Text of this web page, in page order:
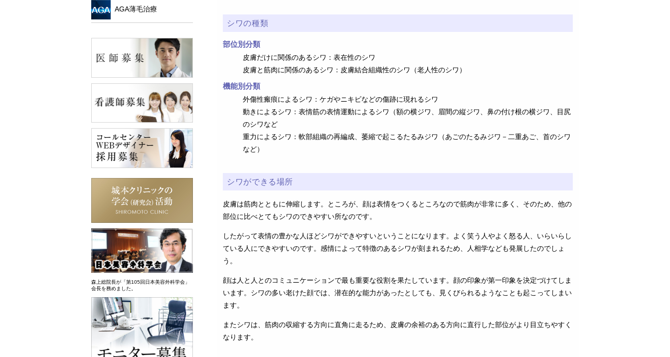
シワの種類
部位別分類
皮膚だけに関係のあるシワ：表在性のシワ
皮膚と筋肉に関係のあるシワ：皮膚結合組織性のシワ（老人性のシワ）
機能別分類
外傷性瘢痕によるシワ：ケガやニキビなどの傷跡に現れるシワ
動きによるシワ：表情筋の表情運動によるシワ（額の横ジワ、眉間の縦ジワ、鼻の付け根の横ジワ、目尻
のシワなど
重力によるシワ：軟部組織の再編成、萎縮で起こるたるみジワ（あごのたるみジワ－二重あご、首のシワ
など）
シワができる場所
皮膚は筋肉とともに伸縮します。ところが、顔は表情をつくるところなので筋肉が非常に多く、そのため、他の
部位に比べとてもシワのできやすい所なのです。
したがって表情の豊かな人ほどシワができやすいということになります。よく笑う人やよく怒る人、いらいらし
ている人にできやすいのです。感情によって特徴のあるシワが刻まれるため、人相学なども発展したのでしょ
う。
顔は人と人とのコミュニケーションで最も重要な役割を果たしています。顔の印象が第一印象を決定づけてしま
います。シワの多い老けた顔では、潜在的な能力があったとしても、見くびられるようなことも起こってしまい
ます。
またシワは、筋肉の収縮する方向に直角に走るため、皮膚の余裕のある方向に直行した部位がより目立ちやすく
なります。
AGA薄毛治療
森上総院長が「第105回日本美容外科学会」
会長を務めました。